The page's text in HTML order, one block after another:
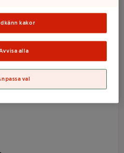
Salty
55g
kakor
alla
val